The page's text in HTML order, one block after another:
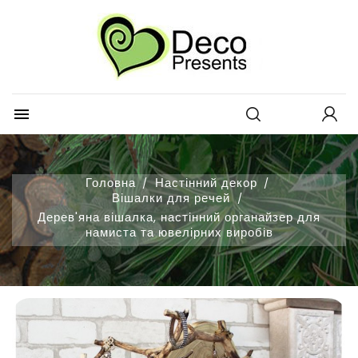
Додати до списку обраних
add_circle_outline Create new list
Створити список бажань
Назва списку бажань
Відміна Створити список бажань
Вам потрібно увійти, щоб зберегти товари у своєму списку
Відміна Увійти

Головна
Настінний декор
Вішалки для речей
Дерев'яна вішалка, настінний органайзер для
намиста та ювелірних виробів